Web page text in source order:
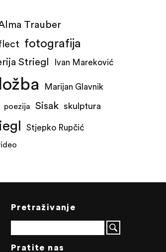
Trauber
fotografija
Striegl Ivan Mareković
Marijan Glavnik
poezija Sisak skulptura
Stjepko Rupčić
Pretraživanje
Pratite nas